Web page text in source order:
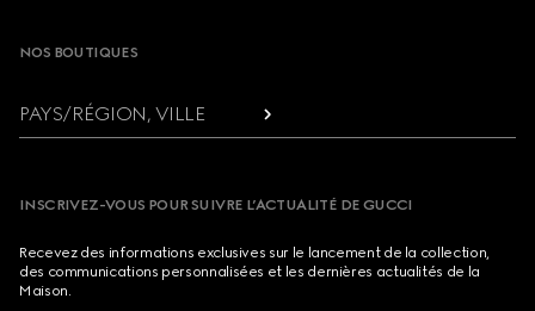
NOS BOUTIQUES
PAYS/RÉGION, VILLE
INSCRIVEZ-VOUS POUR SUIVRE L’ACTUALITÉ DE GUCCI
Recevez des informations exclusives sur le lancement de la collection,
des communications personnalisées et les dernières actualités de la
Maison.